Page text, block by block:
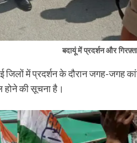
बदायूं में प्रदर्शन और
में प्रदर्शन के दौरान जगह-जगह
होने की सूचना है।